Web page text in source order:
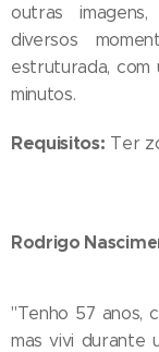
outras
diversos
estruturada, com
minutos.
Requisitos: Ter
Rodrigo
"Tenho 57 anos,
mas vivi durante